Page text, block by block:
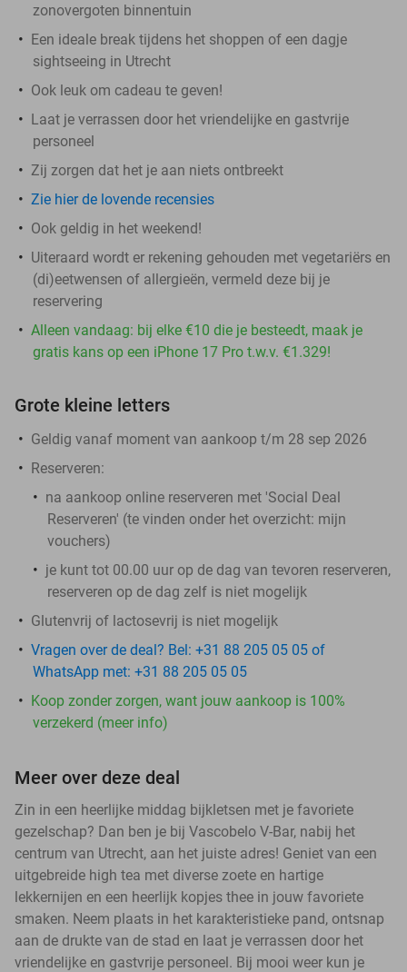
zonovergoten binnentuin
Een ideale break tijdens het shoppen of een dagje
sightseeing in Utrecht
Ook leuk om cadeau te geven!
Laat je verrassen door het vriendelijke en gastvrije
personeel
Zij zorgen dat het je aan niets ontbreekt
Zie hier de lovende recensies
Ook geldig in het weekend!
Uiteraard wordt er rekening gehouden met vegetariërs en
(di)eetwensen of allergieën, vermeld deze bij je
reservering
Alleen vandaag: bij elke €10 die je besteedt, maak je
gratis kans op een iPhone 17 Pro t.w.v. €1.329!
Grote kleine letters
Geldig vanaf moment van aankoop t/m 28 sep 2026
Reserveren:
na aankoop online reserveren met 'Social Deal
Reserveren' (te vinden onder het overzicht: mijn
vouchers)
je kunt tot 00.00 uur op de dag van tevoren reserveren,
reserveren op de dag zelf is niet mogelijk
Glutenvrij of lactosevrij is niet mogelijk
Vragen over de deal? Bel: +31 88 205 05 05 of
WhatsApp met: +31 88 205 05 05
Koop zonder zorgen, want jouw aankoop is 100%
verzekerd (meer info)
Meer over deze deal
Zin in een heerlijke middag bijkletsen met je favoriete
gezelschap? Dan ben je bij Vascobelo V-Bar, nabij het
centrum van Utrecht, aan het juiste adres! Geniet van een
uitgebreide high tea met diverse zoete en hartige
lekkernijen en een heerlijk kopjes thee in jouw favoriete
smaken. Neem plaats in het karakteristieke pand, ontsnap
aan de drukte van de stad en laat je verrassen door het
vriendelijke en gastvrije personeel. Bij mooi weer kun je